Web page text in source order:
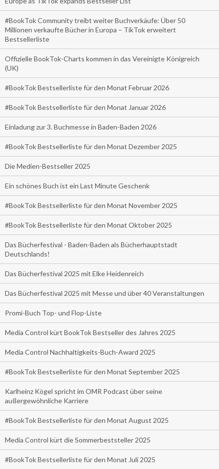
#BookTok Community treibt weiter Buchverkäufe: Über 50
Millionen verkaufte Bücher in Europa – TikTok erweitert
Bestsellerliste
Offizielle BookTok-Charts kommen in das Vereinigte Königreich
(UK)
#BookTok Bestsellerliste für den Monat Februar 2026
#BookTok Bestsellerliste für den Monat Januar 2026
Einladung zur 3. Buchmesse in Baden-Baden 2026
#BookTok Bestsellerliste für den Monat Dezember 2025
Die Medien-Bestseller 2025
Ein schönes Buch ist ein Last Minute Geschenk
#BookTok Bestsellerliste für den Monat November 2025
#BookTok Bestsellerliste für den Monat Oktober 2025
Das Bücherfestival - Baden-Baden als Bücherhauptstadt
Deutschlands!
Das Bücherfestival 2025 mit Elke Heidenreich
Das Bücherfestival 2025 mit Messe und über 40 Veranstaltungen
Promi-Buch Top- und Flop-Liste
Media Control kürt BookTok Bestseller des Jahres 2025
Media Control Nachhaltigkeits-Buch-Award 2025
#BookTok Bestsellerliste für den Monat September 2025
Karlheinz Kögel spricht im OMR Podcast über seine
außergewöhnliche Karriere
#BookTok Bestsellerliste für den Monat August 2025
Media Control kürt die Sommerbeststeller 2025
#BookTok Bestsellerliste für den Monat Juli 2025